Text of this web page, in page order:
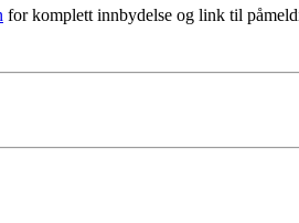
for komplett innbydelse og link til